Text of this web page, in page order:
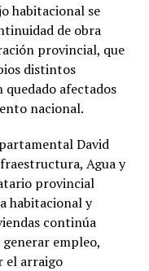
habitacional se
de obra
provincial, que
distintos
afectados
nacional.
David
Agua y
provincial
habitacional y
continúa
empleo,
el arraigo